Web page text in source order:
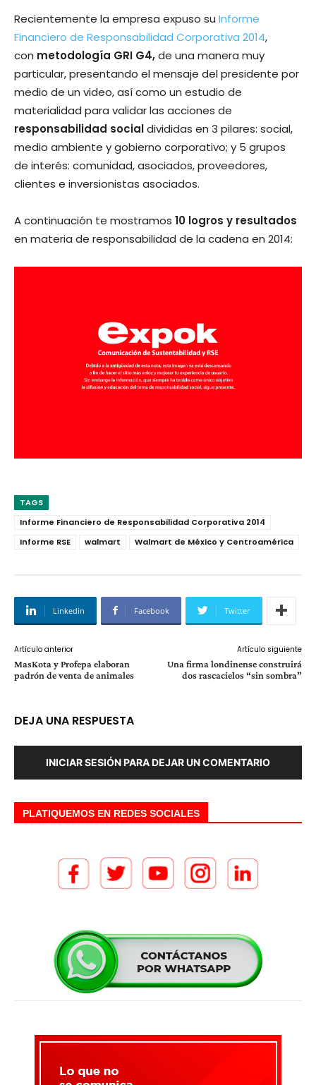
Recientemente la empresa expuso su Informe
Financiero de Responsabilidad Corporativa 2014,
con metodología GRI G4,de una manera muy
particular, presentando el mensaje del presidente por
medio de un video, así como un estudio de
materialidad para validar las acciones de
responsabilidad socialdivididas en 3 pilares: social,
medio ambiente y gobierno corporativo; y 5 grupos
de interés: comunidad, asociados, proveedores,
clientes e inversionistas asociados.
A continuación te mostramos 10 logros y resultados
en materia de responsabilidad de la cadena en 2014:
TAGS
Informe Financiero de Responsabilidad Corporativa 2014
Informe RSE
walmart Walmart de México y Centroamérica
Linkedin Facebook Twitter
Artículo anterior
MasKota y Profepa elaboran
padrón de venta de animales
Artículo siguiente
Una firma londinense construirá
dos rascacielos “sin sombra”
DEJA UNA RESPUESTA
INICIAR SESIÓN PARA DEJAR UN COMENTARIO
PLATIQUEMOS EN REDES SOCIALES